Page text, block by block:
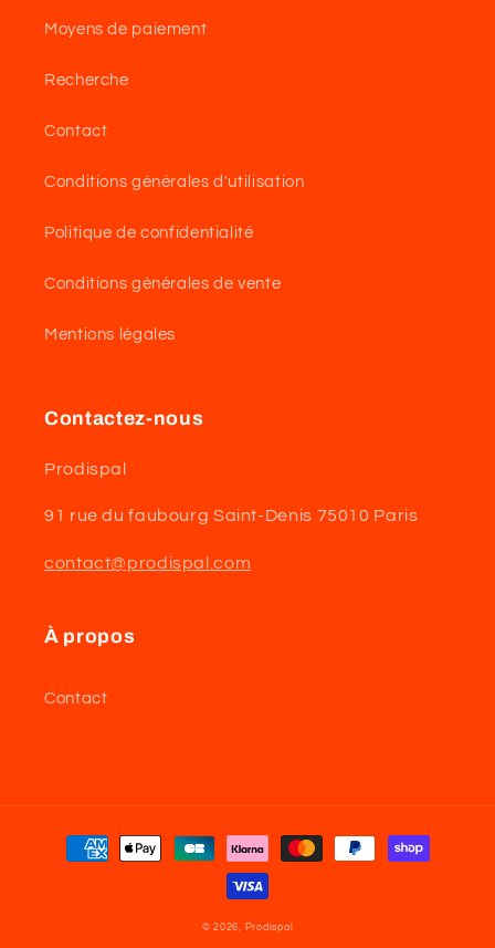
e
c
:
Moyens de paiement
Recherche
Contact
Conditions générales d'utilisation
Politique de confidentialité
Conditions générales de vente
Mentions légales
Contactez-nous
Prodispal
91 rue du faubourg Saint-Denis 75010 Paris
contact@prodispal.com
À propos
Contact
Moyens
© 2026, Prodispal